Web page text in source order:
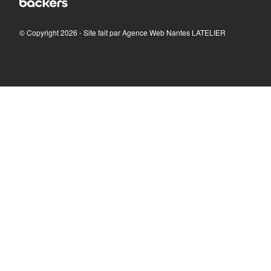
© Copyright 2026 - Site fait parAgence Web Nantes LATELIER